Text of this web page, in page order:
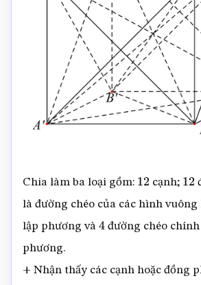
Chia làm ba loại gồm: 12 cạnh; 12
là đường chéo của các hình
lập phương và 4 đường chéo
phương.
+ Nhận thấy các cạnh hoặc đồng